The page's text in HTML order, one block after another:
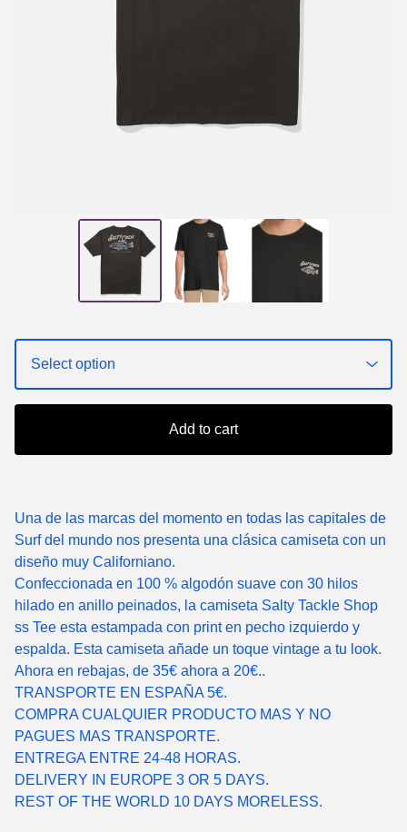
Add to cart
Una de las marcas del momento en todas las capitales de
Surf del mundo nos presenta una clásica camiseta con un
diseño muy Californiano.
Confeccionada en 100 % algodón suave con 30 hilos
hilado en anillo peinados, la camiseta Salty Tackle Shop
ss Tee esta estampada con print en pecho izquierdo y
espalda. Esta camiseta añade un toque vintage a tu look.
Ahora en rebajas, de 35€ ahora a 20€..
TRANSPORTE EN ESPAÑA 5€.
COMPRA CUALQUIER PRODUCTO MAS Y NO
PAGUES MAS TRANSPORTE.
ENTREGA ENTRE 24-48 HORAS.
DELIVERY IN EUROPE 3 OR 5 DAYS.
REST OF THE WORLD 10 DAYS MORELESS.